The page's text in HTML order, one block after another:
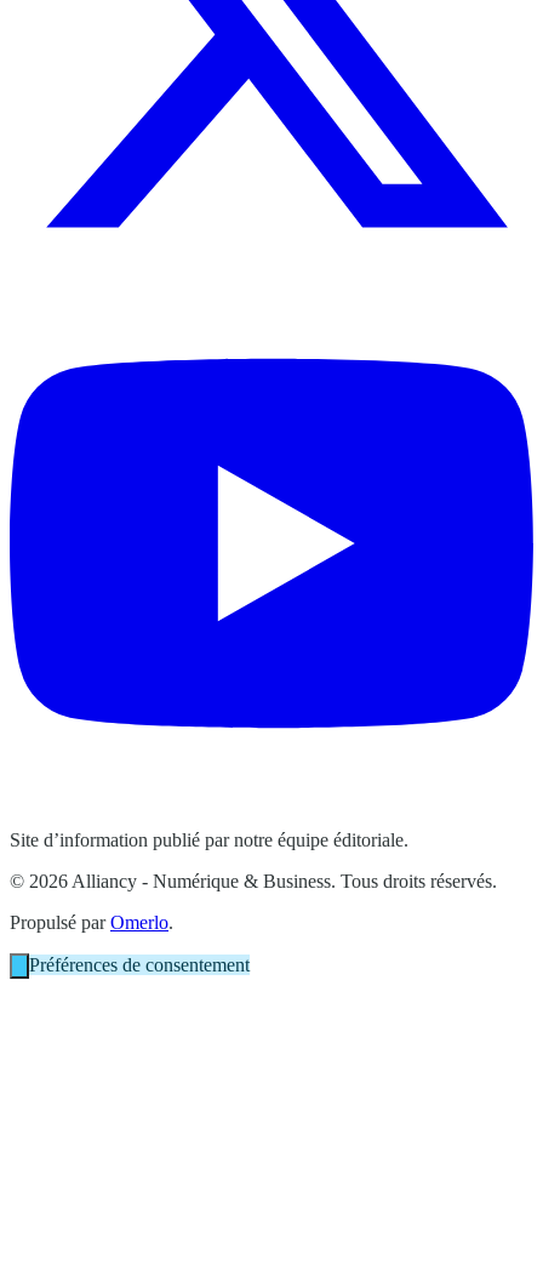
Site d’information publié par notre équipe éditoriale.
© 2026 Alliancy - Numérique & Business. Tous droits réservés.
Propulsé parOmerlo.
Préférences de consentement